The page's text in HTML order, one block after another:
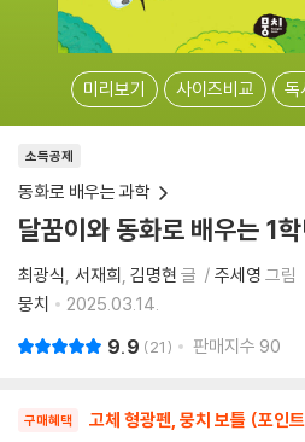
미리보기 사이즈비교 독
소득공제
동화로 배우는 과학
달꿈이와 동화로 배우는 1
최광식 서재희 김명현 글 주세영 그림
뭉치
2025.03.14.
9.9 21 판매지수 90
구매혜택 고체 형광펜, 뭉치 보틀 (포인